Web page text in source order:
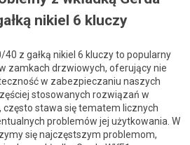
nikiel 6 kluczy
40 z gałką nikiel 6 kluczy to popularny
zamkach drzwiowych, oferujący nie
w zabezpieczaniu naszych
stosowanych rozwiązań w
stawa się tematem licznych
problemów jej użytkowania. W
się najczęstszym problemom,